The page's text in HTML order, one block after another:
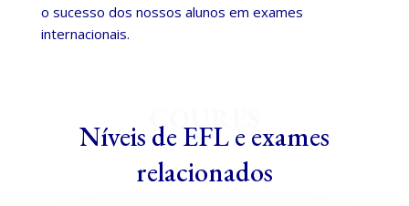
o sucesso dos nossos alunos em exames
internacionais.
COURES
Níveis de EFL e exames
relacionados